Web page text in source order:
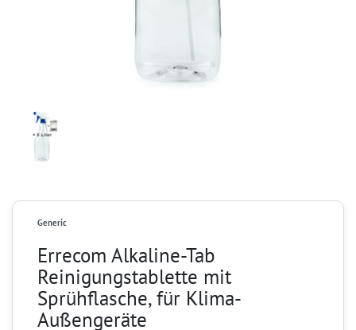
Generic
Errecom Alkaline-Tab
Reinigungstablette mit
Sprühflasche, für Klima-
Außengeräte